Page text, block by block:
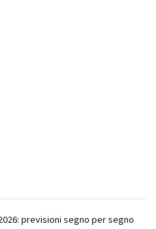
previsioni segno per segno